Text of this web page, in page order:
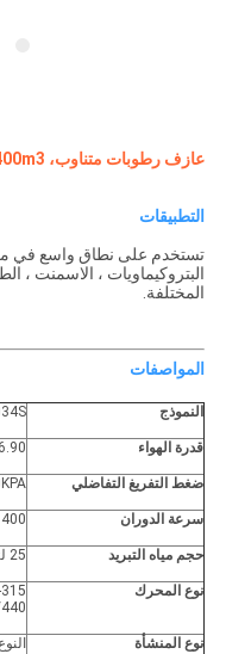
عازف رطوبات متناوب، 8400m3/ساعة، عازف هواء غسل خلفي
التطبيقات
تستخدم على نطاق واسع في
البتروكيماويات ، الاسمنت ،
المختلفة.
المواصفات
النموذج
قدرة الهواء
ضغط التفريغ التفاضلي
سرعة الدوران 700-1400
حجم مياه التبريد 25 لتر/دقيقة
نوع المحرك
75-315
380/400/
نوع المنشأة